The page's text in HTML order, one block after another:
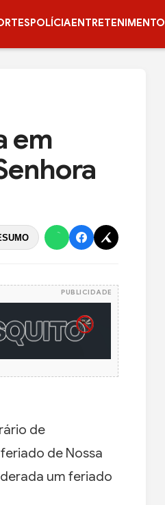
POLÍCIAENTRETENIMENTO
em
PUBLICIDADE
de
de Nossa
um feriado